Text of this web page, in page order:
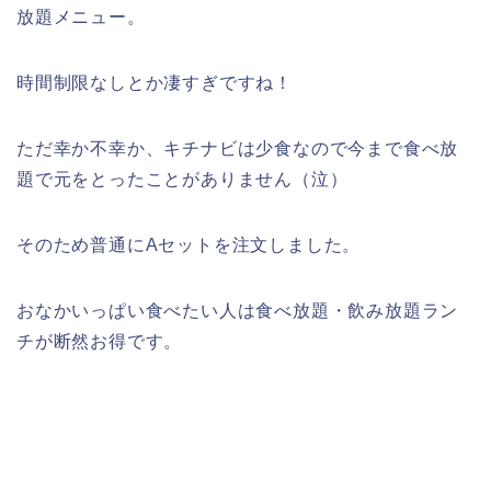
放題メニュー。
時間制限なしとか凄すぎですね！
ただ幸か不幸か、キチナビは少食なので今まで食べ放
題で元をとったことがありません（泣）
そのため普通にAセットを注文しました。
おなかいっぱい食べたい人は食べ放題・飲み放題ラン
チが断然お得です。